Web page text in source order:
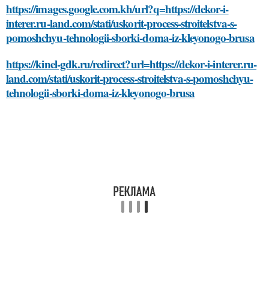
https://images.google.com.kh/url?q=https://dekor-i-
interer.ru-land.com/stati/uskorit-process-stroitelstva-s-
pomoshchyu-tehnologii-sborki-doma-iz-kleyonogo-brusa
https://kinel-gdk.ru/redirect?url=https://dekor-i-interer.ru-
land.com/stati/uskorit-process-stroitelstva-s-pomoshchyu-
tehnologii-sborki-doma-iz-kleyonogo-brusa